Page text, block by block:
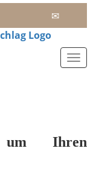
um Ihren